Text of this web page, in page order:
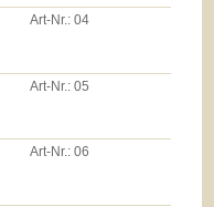
Art-Nr.:04
Art-Nr.:05
Art-Nr.:06